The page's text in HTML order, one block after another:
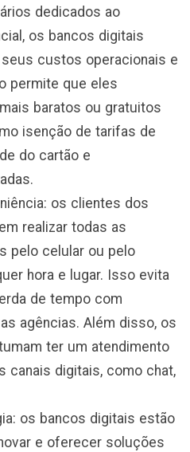
dedicados ao
os bancos digitais
custos operacionais e
permite que eles
baratos ou gratuitos
isenção de tarifas de
do cartão e
os clientes dos
realizar todas as
pelo celular ou pelo
hora e lugar. Isso evita
de tempo com
agências. Além disso, os
ter um atendimento
canais digitais, como chat,
os bancos digitais estão
e oferecer soluções